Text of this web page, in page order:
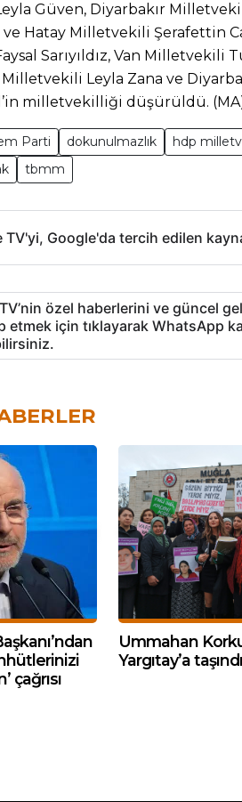
Güven, Diyarbakır
ve Hatay Milletvekili Şerafettin
Sarıyıldız, Van Milletvekili
Leyla Zana ve
milletvekilliği düşürüldü.
Parti dokunulmazlık
hdp
tbmm
TV'yi, Google'da tercih edilen
özel haberlerini ve güncel
etmek için tıklayarak WhatsApp
çağrısı
Ummahan
Yargıtay’a taşındı